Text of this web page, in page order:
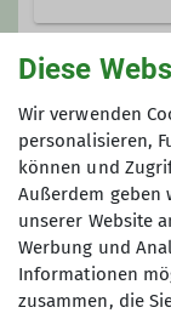
Wenn
Diese
Wir verwenden
personalisieren,
können und
Außerdem geben
unserer Website
Werbung und
Informationen
zusammen, die